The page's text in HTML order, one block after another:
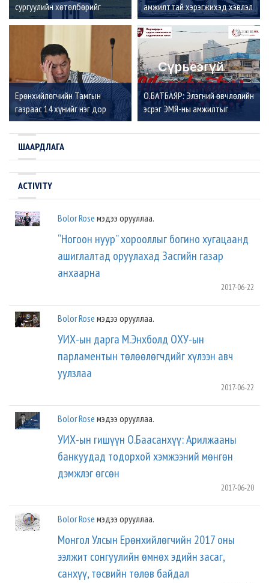
сургуулийн хөтөлбөрийг
Монголчууд эх орондоо
амжилттай хэрэгжихэд хэвлэл
мэдээлэл ямар үүрэгтэй вэ?
Ерөнхийлөгчийн Тамгын
газраас 14 хүнийг нэг дор
ажлаас нь чөлөөлжээ
О.БАТБАЯР: Элэгний өвчлөлийн
эсрэг ЭМЯ-ны амжилтыг
дэлхийд үнэллээ, одоо
Сүрьеэтэй тэмцэхэд яг үүн шиг
ШААРДЛАГА
ACTIVITY
Bolor Rose мэдээ орууллаа.
“Ногоон нуур” хорооллыг богино хугацаанд
ашиглалтад оруулахад Засгийн газар
анхаарна
2017-06-22
Bolor Rose мэдээ орууллаа.
УИХ-ын дарга М.Энхболд ОХУ-ын
парламентын төлөөлөгчдийг хүлээн авч
уулзлаа
2017-06-22
Bolor Rose мэдээ орууллаа.
УИХ-ын гишүүн О.Баасанхүү: Арилжааны
банкуудад тодорхой хэмжээний мөнгөн
дэмжлэг өгсөн
2017-06-20
Bolor Rose мэдээ орууллаа.
Монгол Улсын Ерөнхийлөгчийн 2017 оны
ээлжит сонгуулийн өмнөх эдийн засаг,
санхүү, төсвийн төлөв байдал